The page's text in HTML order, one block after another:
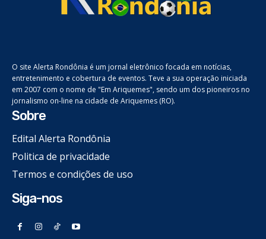
O site Alerta Rondônia é um jornal eletrônico focada em notícias,
entretenimento e cobertura de eventos. Teve a sua operação iniciada
em 2007 com o nome de "Em Ariquemes", sendo um dos pioneiros no
jornalismo on-line na cidade de Ariquemes (RO).
Sobre
Edital Alerta Rondônia
Politica de privacidade
Termos e condições de uso
Siga-nos